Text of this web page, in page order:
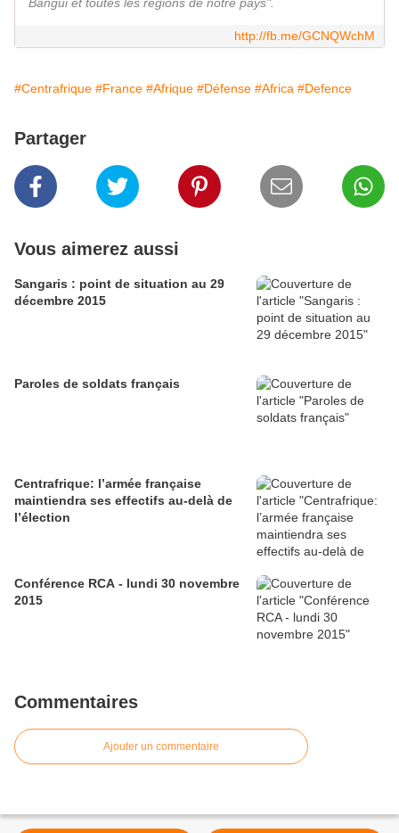
http://fb.me/GCNQWchM
#Centrafrique #France #Afrique #Défense #Africa #Defence
Partager
Vous aimerez aussi
Sangaris : point de situation au 29
décembre 2015
Paroles de soldats français
Centrafrique: l’armée française
maintiendra ses effectifs au-delà de
l’élection
Conférence RCA - lundi 30 novembre
2015
Commentaires
Ajouter un commentaire